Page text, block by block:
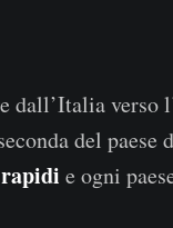
verso
del paese
e ogni